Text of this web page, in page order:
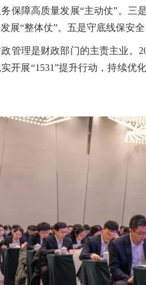
保障高质量发展“主动仗”。三
展“整体仗”。五是守底线保安
理是财政部门的主责主业。
开展“1531”提升行动，持续